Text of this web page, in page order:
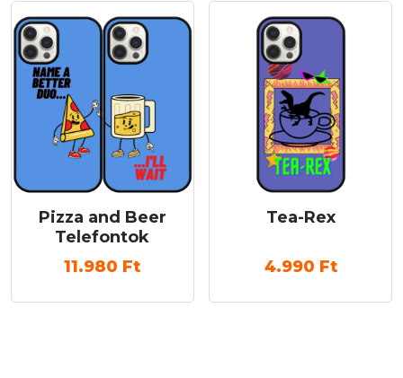
Pizza and Beer
Telefontok
11.980 Ft
Tea-Rex
4.990 Ft